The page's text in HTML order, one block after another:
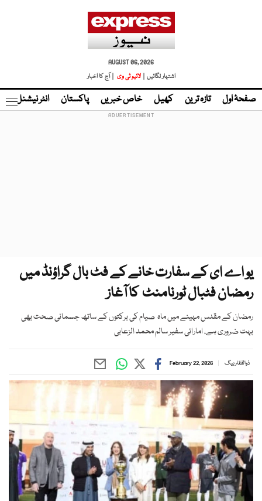
AUGUST 06, 2026
اشتہار لگائیں |
لائیو ٹی وی | آج کا اخبار
صفحۂ اول تازہ ترین کھیل خاص خبریں پاکستان انٹر نیشنل
یو اے ای کے سفارت خانے کے فٹ بال گراؤنڈ میں
رمضان فٹبال ٹورنامنٹ کا آغاز
رمضان کے مقدس مہینے میں ماہ صیام کی برکتوں کے ساتھ جسمانی صحت بھی
بہت ضروری ہے، اماراتی سفیر سالم محمد الزعابی
ذوالفقار بیگ February 22, 2026